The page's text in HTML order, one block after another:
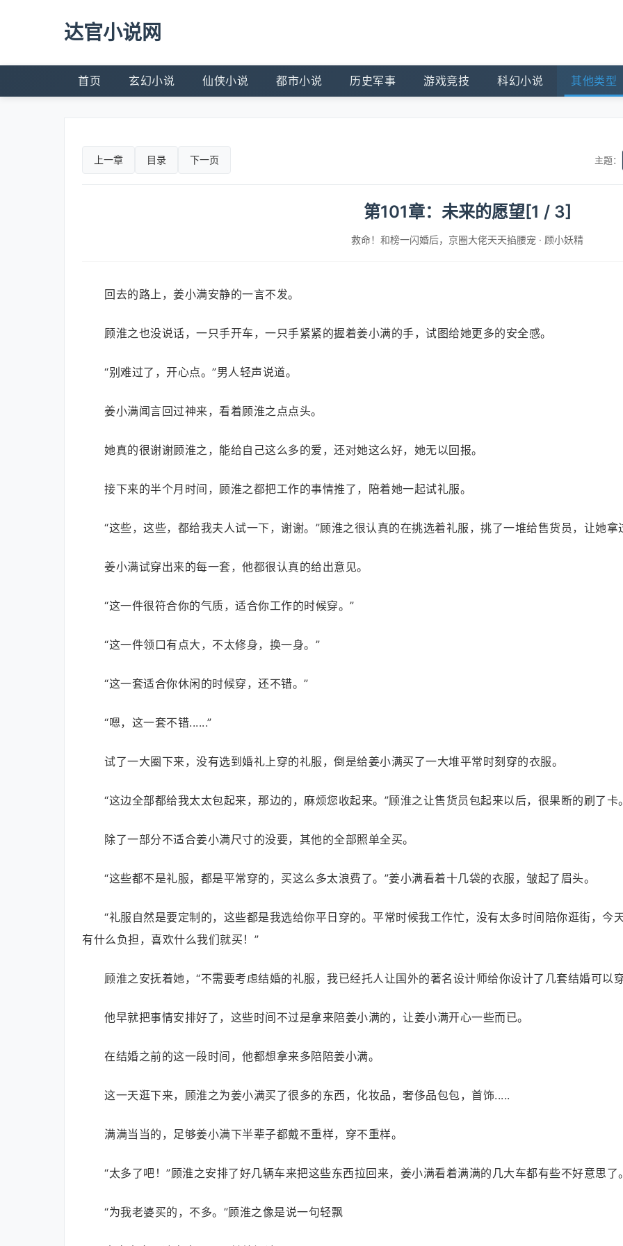
达官小说网
首页 玄幻小说 仙侠小说 都市小说 历史军事 游戏竞技 科幻小说 其他类型
上一章 目录 下一页 主题：
第101章：未来的愿望[1 / 3]
救命！和榜一闪婚后，京圈大佬天天掐腰宠 · 顾小妖精
回去的路上，姜小满安静的一言不发。
顾淮之也没说话，一只手开车，一只手紧紧的握着姜小满的手，试图给她更多的安全感。
“别难过了，开心点。”男人轻声说道。
姜小满闻言回过神来，看着顾淮之点点头。
她真的很谢谢顾淮之，能给自己这么多的爱，还对她这么好，她无以回报。
接下来的半个月时间，顾淮之都把工作的事情推了，陪着她一起试礼服。
“这些，这些，都给我夫人试一下，谢谢。”顾淮之很认真的在挑选着礼服，挑了一堆给售货员，让她拿
姜小满试穿出来的每一套，他都很认真的给出意见。
“这一件很符合你的气质，适合你工作的时候穿。”
“这一件领口有点大，不太修身，换一身。”
“这一套适合你休闲的时候穿，还不错。”
“嗯，这一套不错......”
试了一大圈下来，没有选到婚礼上穿的礼服，倒是给姜小满买了一大堆平常时刻穿的衣服。
“这边全部都给我太太包起来，那边的，麻烦您收起来。”顾淮之让售货员包起来以后，很果断的刷了卡。
除了一部分不适合姜小满尺寸的没要，其他的全部照单全买。
“这些都不是礼服，都是平常穿的，买这么多太浪费了。”姜小满看着十几袋的衣服，皱起了眉头。
“礼服自然是要定制的，这些都是我选给你平日穿的。平常时候我工作忙，没有太多时间陪你逛街，今
有什么负担，喜欢什么我们就买！”
顾淮之安抚着她，“不需要考虑结婚的礼服，我已经托人让国外的著名设计师给你设计了几套结婚可以
他早就把事情安排好了，这些时间不过是拿来陪姜小满的，让姜小满开心一些而已。
在结婚之前的这一段时间，他都想拿来多陪陪姜小满。
这一天逛下来，顾淮之为姜小满买了很多的东西，化妆品，奢侈品包包，首饰.....
满满当当的，足够姜小满下半辈子都戴不重样，穿不重样。
“太多了吧！”顾淮之安排了好几辆车来把这些东西拉回来，姜小满看着满满的几大车都有些不好意思了。
“为我老婆买的，不多。”顾淮之像是说一句轻飘